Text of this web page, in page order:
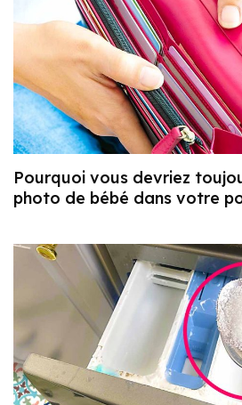
Pourquoi vous devriez
photo de bébé dans votre